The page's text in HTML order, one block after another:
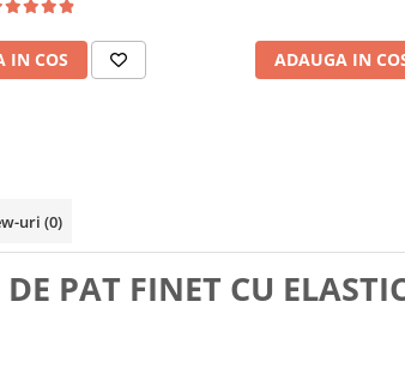
IN COS ADAUGA IN
uri (0)
DE PAT FINET CU